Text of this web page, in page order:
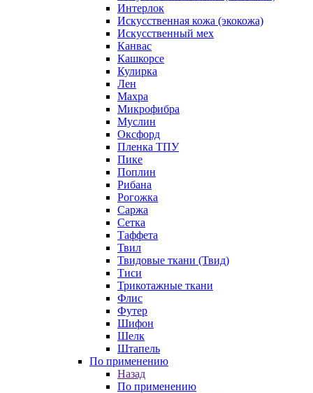
Интерлок
Искусственная кожа (экокожа)
Искусственный мех
Канвас
Кашкорсе
Кулирка
Лен
Махра
Микрофибра
Муслин
Оксфорд
Пленка ТПУ
Пике
Поплин
Рибана
Рогожка
Саржа
Сетка
Таффета
Твил
Твидовые ткани (Твид)
Тиси
Трикотажные ткани
Флис
Футер
Шифон
Шелк
Штапель
По применению
Назад
По применению